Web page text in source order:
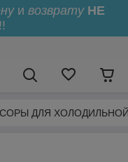
и возврату НЕ
ДЛЯ